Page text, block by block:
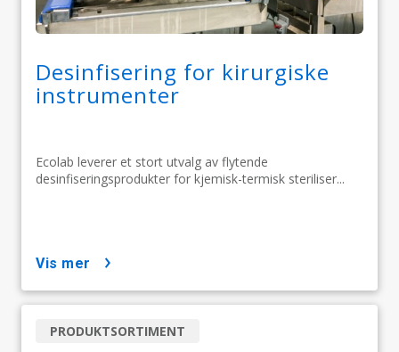
Desinfisering for kirurgiske
instrumenter
Ecolab leverer et stort utvalg av flytende
desinfiseringsprodukter for kjemisk-termisk steriliser...
vis mer
PRODUKTSORTIMENT